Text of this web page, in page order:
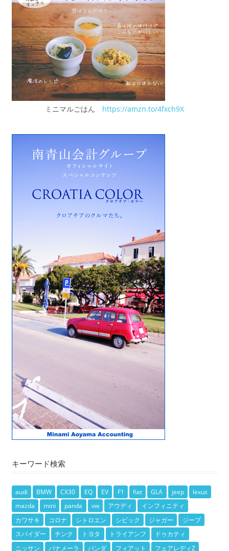
ミニマルごはん https://amzn.to/4fxch9X
キーワード検索
audi BMW CX30 EQ EV F1 fiat GLA jeep
lexus
mazda
mini panda vw アウディ
インフィニティ
カワサキ
コロナ シトロエン シビック ジャガー
ジープ
スパイダー
チンク トヨタ トライアンフ
ドゥカティ
ニッサン
パナメーラ パンダ フィアット フェアレディZ